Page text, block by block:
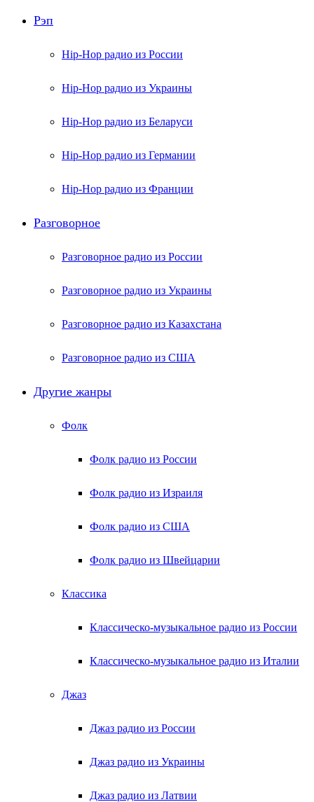
Рэп
Hip-Hop радио из России
Hip-Hop радио из Украины
Hip-Hop радио из Беларуси
Hip-Hop радио из Германии
Hip-Hop радио из Франции
Разговорное
Разговорное радио из России
Разговорное радио из Украины
Разговорное радио из Казахстана
Разговорное радио из США
Другие жанры
Фолк
Фолк радио из России
Фолк радио из Израиля
Фолк радио из США
Фолк радио из Швейцарии
Классика
Классическо-музыкальное радио из России
Классическо-музыкальное радио из Италии
Джаз
Джаз радио из России
Джаз радио из Украины
Джаз радио из Латвии